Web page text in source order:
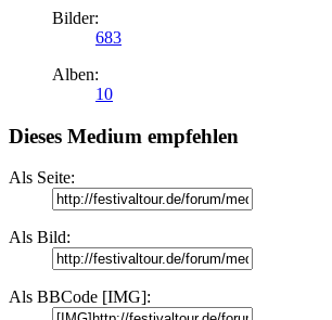
Bilder:
683
Alben:
10
Dieses Medium empfehlen
Als Seite:
Als Bild:
Als BBCode [IMG]: